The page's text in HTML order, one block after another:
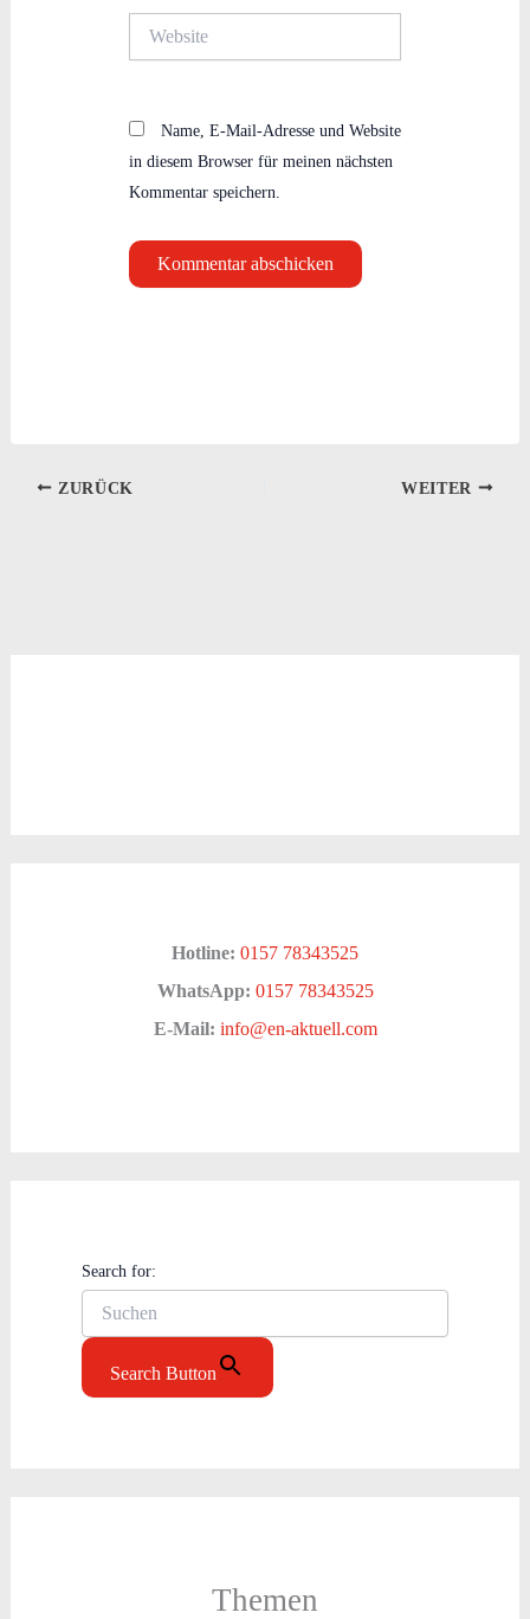
Name, E-Mail-Adresse und Website
in diesem Browser für meinen nächsten
Kommentar speichern.
ZURÜCK WEITER
Hotline: 0157 78343525
WhatsApp: 0157 78343525
E-Mail: info@en-aktuell.com
Search for:
Search Button
Themen